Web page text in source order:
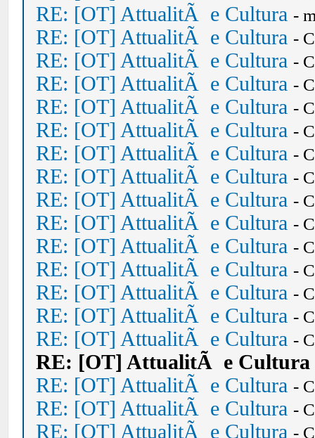
RE: [OT] AttualitÃ e Cultura -
RE: [OT] AttualitÃ e Cultura -
RE: [OT] AttualitÃ e Cultura -
RE: [OT] AttualitÃ e Cultura -
RE: [OT] AttualitÃ e Cultura -
RE: [OT] AttualitÃ e Cultura -
RE: [OT] AttualitÃ e Cultura -
RE: [OT] AttualitÃ e Cultura -
RE: [OT] AttualitÃ e Cultura -
RE: [OT] AttualitÃ e Cultura -
RE: [OT] AttualitÃ e Cultura -
RE: [OT] AttualitÃ e Cultura -
RE: [OT] AttualitÃ e Cultura -
RE: [OT] AttualitÃ e Cultura -
RE: [OT] AttualitÃ e Cultura -
RE: [OT] AttualitÃ e Cultura
RE: [OT] AttualitÃ e Cultura -
RE: [OT] AttualitÃ e Cultura -
RE: [OT] AttualitÃ e Cultura -